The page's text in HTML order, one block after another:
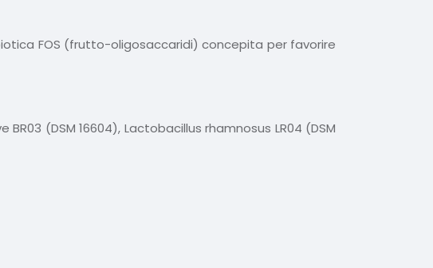
FOS (frutto-oligosaccaridi) concepita per favorire
(DSM 16604), Lactobacillus rhamnosus LR04 (DSM